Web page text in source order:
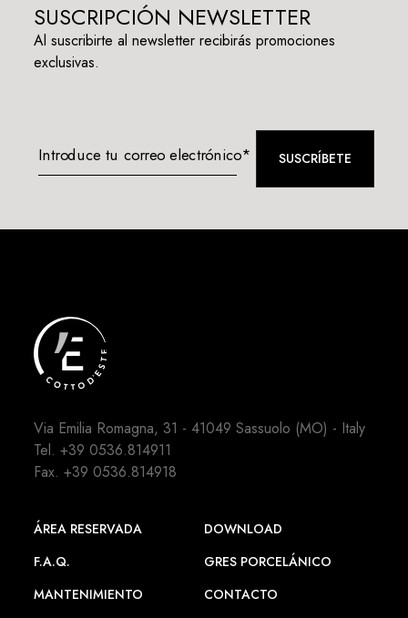
SUSCRIPCIÓN NEWSLETTER
Al suscribirte al newsletter recibirás promociones
exclusivas.
Introduce tu correo electrónico* SUSCRÍBETE
Via Emilia Romagna, 31 - 41049 Sassuolo (MO) - Italy
Tel.+39 0536.814911
Fax. +39 0536.814918
ÁREA RESERVADA
DOWNLOAD
F.A.Q.
GRES PORCELÁNICO
MANTENIMIENTO
CONTACTO